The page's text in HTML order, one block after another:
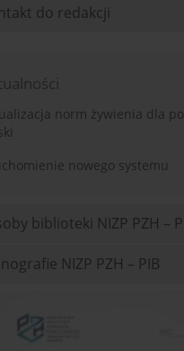
do redakcji
norm żywienia dla
nowego systemu
biblioteki NIZP PZH –
NIZP PZH – PIB